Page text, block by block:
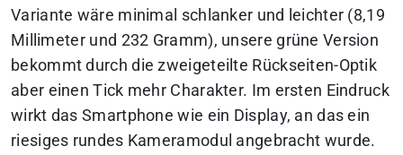
Variante wäre minimal schlanker und leichter (8,19
Millimeter und 232 Gramm), unsere grüne Version
bekommt durch die zweigeteilte Rückseiten-Optik
aber einen Tick mehr Charakter. Im ersten Eindruck
wirkt das Smartphone wie ein Display, an das ein
riesiges rundes Kameramodul angebracht wurde.